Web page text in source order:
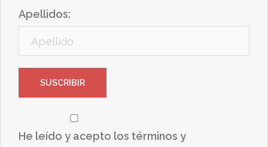
Apellidos:
He leído y acepto los términos y